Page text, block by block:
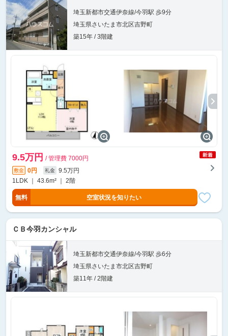
埼玉新都市交通伊奈線/今羽駅 歩9分
埼玉県さいたま市北区吉野町
築15年 / 3階建
9.5万円 / 管理費 7000円
敷金 0円 礼金
9.5万円
1LDK ｜ 43.6m² ｜ 2階
無料 空室状況を知りたい
ＣＢ今羽カンシャル
埼玉新都市交通伊奈線/今羽駅 歩6分
埼玉県さいたま市北区吉野町
築11年 / 2階建